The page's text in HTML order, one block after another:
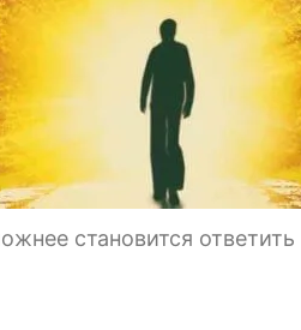
становится ответить